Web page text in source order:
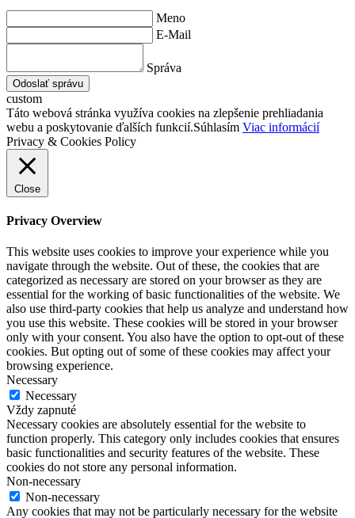
Meno
E-Mail
Správa
Odoslať správu
custom
Táto webová stránka využíva cookies na zlepšenie prehliadania
webu a poskytovanie ďalších funkcií.Súhlasím Viac informácií
Privacy & Cookies Policy
Close
Privacy Overview
This website uses cookies to improve your experience while you
navigate through the website. Out of these, the cookies that are
categorized as necessary are stored on your browser as they are
essential for the working of basic functionalities of the website. We
also use third-party cookies that help us analyze and understand how
you use this website. These cookies will be stored in your browser
only with your consent. You also have the option to opt-out of these
cookies. But opting out of some of these cookies may affect your
browsing experience.
Necessary
Necessary
Vždy zapnuté
Necessary cookies are absolutely essential for the website to
function properly. This category only includes cookies that ensures
basic functionalities and security features of the website. These
cookies do not store any personal information.
Non-necessary
Non-necessary
Any cookies that may not be particularly necessary for the website